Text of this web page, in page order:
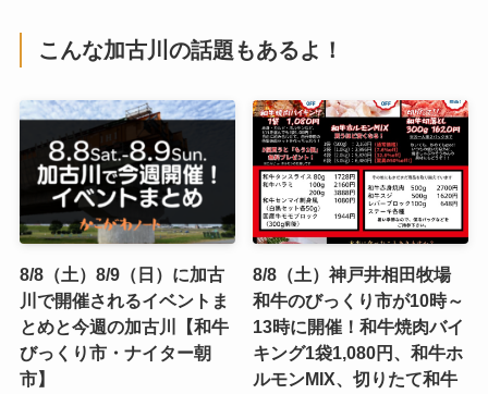
こんな加古川の話題もあるよ！
8/8（土）8/9（日）に加古
川で開催されるイベントま
とめと今週の加古川【和牛
びっくり市・ナイター朝
市】
8/8（土）神戸井相田牧場
和牛のびっくり市が10時～
13時に開催！和牛焼肉バイ
キング1袋1,080円、和牛ホ
ルモンMIX、切りたて和牛